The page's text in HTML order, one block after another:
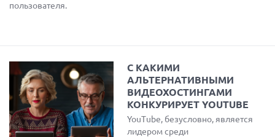
пользователя.
С КАКИМИ
АЛЬТЕРНАТИВНЫМИ
ВИДЕОХОСТИНГАМИ
КОНКУРИРУЕТ YOUTUBE
YouTube, безусловно, является
лидером среди